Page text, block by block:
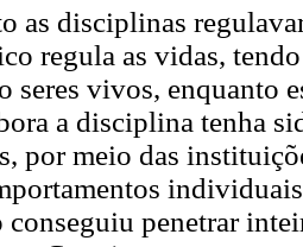
as disciplinas
regula as vidas,
seres vivos, enquanto
a disciplina tenha
por meio das
conseguiu penetrar